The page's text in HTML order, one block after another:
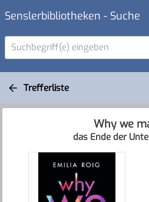
Senslerbibliotheken - Suche
Suchbegriff(e) eingeben
Trefferliste
Why we
das Ende der